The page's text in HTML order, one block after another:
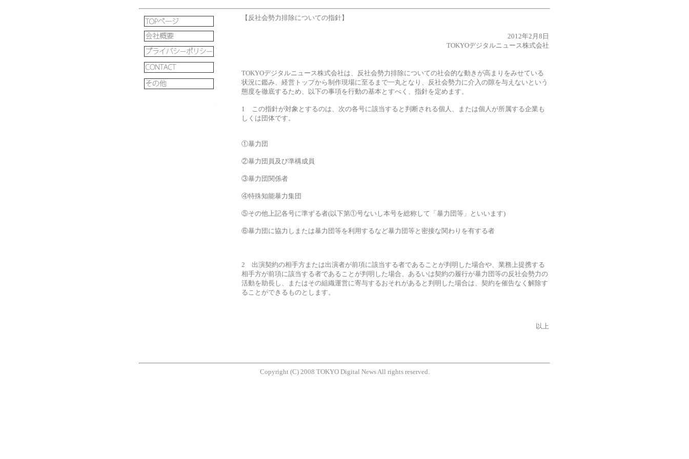
【反社会勢力排除についての指針】
2012年2月8日
TOKYOデジタルニュース株式会社
TOKYOデジタルニュース株式会社は、反社会勢力排除についての社会的な動きが高まりをみせている
状況に鑑み、経営トップから制作現場に至るまで一丸となり、反社会勢力に介入の隙を与えないという
態度を徹底するため、以下の事項を行動の基本とすべく、指針を定めます。
1 この指針が対象とするのは、次の各号に該当すると判断される個人、または個人が所属する企業も
しくは団体です。
①暴力団
②暴力団員及び準構成員
③暴力団関係者
④特殊知能暴力集団
⑤その他上記各号に準ずる者(以下第①号ないし本号を総称して「暴力団等」といいます)
⑥暴力団に協力しまたは暴力団等を利用するなど暴力団等と密接な関わりを有する者
2 出演契約の相手方または出演者が前項に該当する者であることが判明した場合や、業務上提携する
相手方が前項に該当する者であることが判明した場合、あるいは契約の履行が暴力団等の反社会勢力の
活動を助長し、またはその組織運営に寄与するおそれがあると判明した場合は、契約を催告なく解除す
ることができるものとします。
以上
Copyright (C) 2008 TOKYO Digital News All rights reserved.